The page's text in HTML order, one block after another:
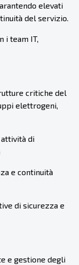
elevati
del servizio.
i team IT,
critiche del
elettrogeni,
di
e continuità
di sicurezza e
e gestione degli